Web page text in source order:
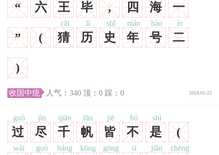
“ 六 王 毕 , 四 海 一
” ( 猜
cāi
历
lì
史
shǐ
年
nián
号
hào
二
èr
)
2018-01-23
收国中统 人气： 340 顶： 0 踩： 0
过
guò
尽
jìn
千
qiān
帆
fān
皆
jiē
不
bú
是
shì
(
wài guó háng kōng gōng sī jiǎn chēng